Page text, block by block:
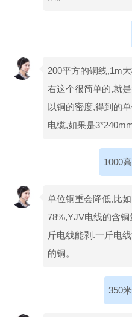
200平方的铜线,1m
右这个很简单的,就
以铜的密度,得到的
电缆,如果是
1000
单位铜重会降低,比
78%,YJV电线的含
斤电线能剥.一斤电
的铜。
350